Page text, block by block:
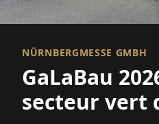
NÜRNBERGMESSE GMBH
GaLaBau
secteur vert